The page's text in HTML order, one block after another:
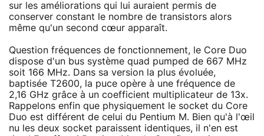
sur les améliorations qui lui auraient permis de
conserver constant le nombre de transistors alors
même qu'un second cœur apparaît.
Question fréquences de fonctionnement, le Core Duo
dispose d'un bus système quad pumped de 667 MHz
soit 166 MHz. Dans sa version la plus évoluée,
baptisée T2600, la puce opère à une fréquence de
2,16 GHz grâce à un coefficient multiplicateur de 13x.
Rappelons enfin que physiquement le socket du Core
Duo est différent de celui du Pentium M. Bien qu'à l'œil
nu les deux socket paraissent identiques, il n'en est